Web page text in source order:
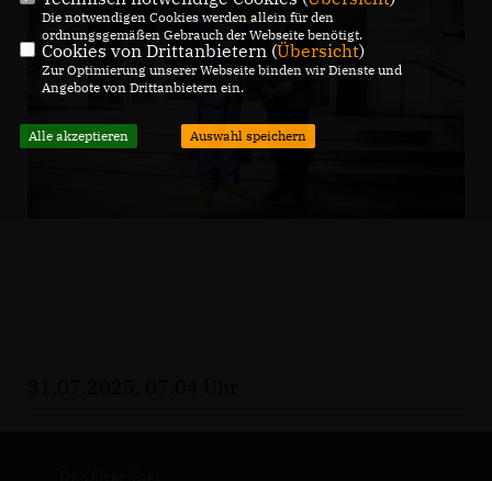
Die notwendigen Cookies werden allein für den
ordnungsgemäßen Gebrauch der Webseite benötigt.
Cookies von Drittanbietern (Übersicht)
Zur Optimierung unserer Webseite binden wir Dienste und
Angebote von Drittanbietern ein.
Alle akzeptieren Auswahl speichern